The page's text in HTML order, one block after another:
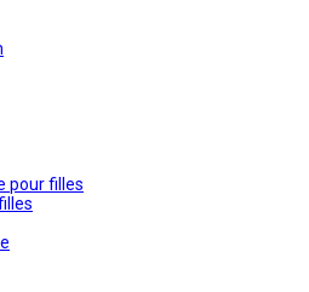
pour filles